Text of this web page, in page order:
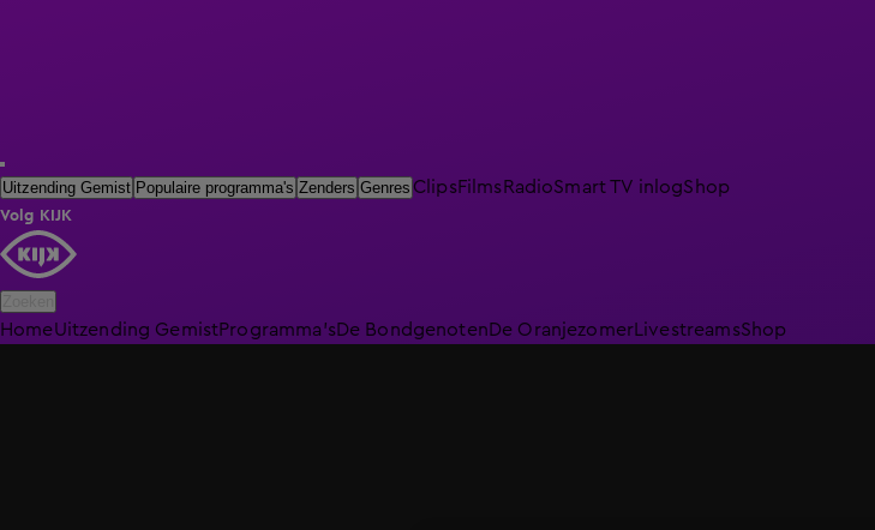
Uitzending Gemist Populaire programma's Zenders Genres ClipsFilmsRadioSmart TV inlogShop
Volg KIJK
HomeUitzending GemistProgramma'sDe BondgenotenDe Oranjezomer LivestreamsShop